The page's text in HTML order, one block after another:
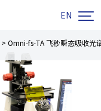
EN 
> Omni-fs-TA 飞秒瞬态吸收光